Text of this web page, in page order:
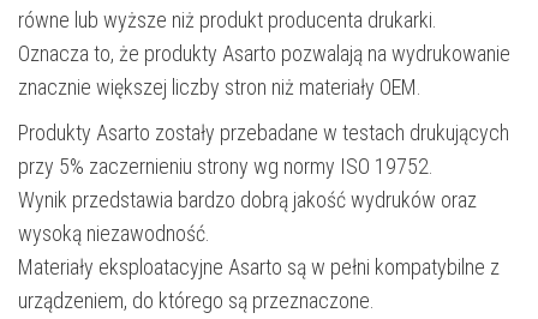
równe lub wyższe niż produkt producenta drukarki.
Oznacza to, że produkty Asarto pozwalają na wydrukowanie
znacznie większej liczby stron niż materiały OEM.
Produkty Asarto zostały przebadane w testach drukujących
przy 5% zaczernieniu strony wg normy ISO 19752.
Wynik przedstawia bardzo dobrą jakość wydruków oraz
wysoką niezawodność.
Materiały eksploatacyjne Asarto są w pełni kompatybilne z
urządzeniem, do którego są przeznaczone.